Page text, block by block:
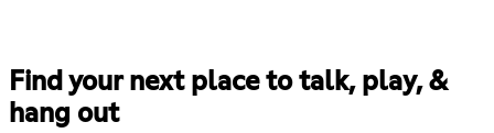
Find your next place to talk, play, &
hang out